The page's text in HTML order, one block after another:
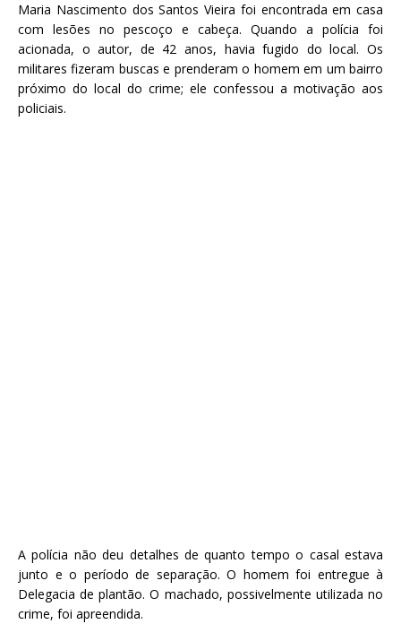
Maria Nascimento dos Santos Vieira foi encontrada em casa
com lesões no pescoço e cabeça. Quando a polícia foi
acionada, o autor, de 42 anos, havia fugido do local. Os
militares fizeram buscas e prenderam o homem em um bairro
próximo do local do crime; ele confessou a motivação aos
policiais.
A polícia não deu detalhes de quanto tempo o casal estava
junto e o período de separação. O homem foi entregue à
Delegacia de plantão. O machado, possivelmente utilizada no
crime, foi apreendida.